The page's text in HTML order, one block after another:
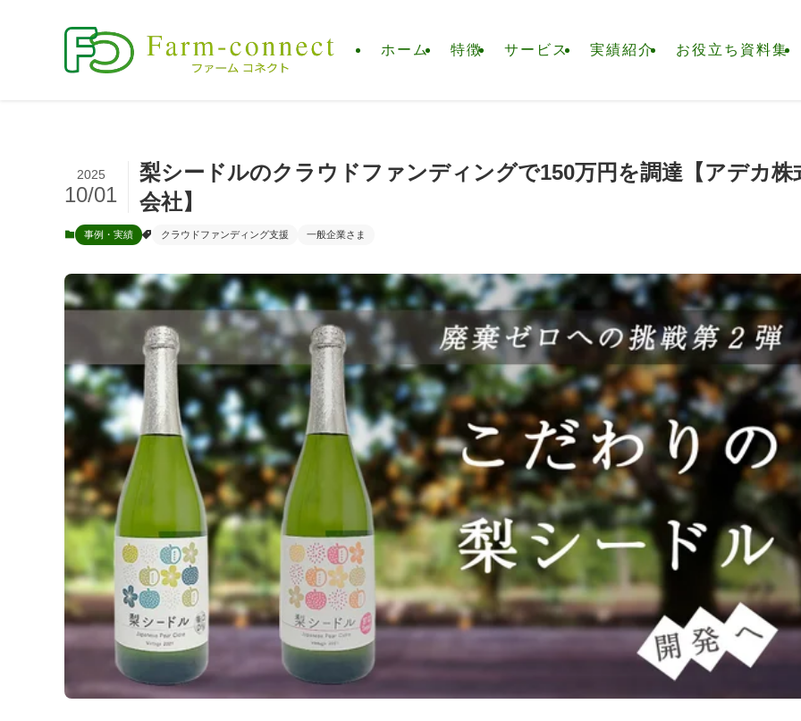
ホーム 特徴 サービス 実績紹介 お役立ち資料集
梨シードルのクラウドファンディングで150万円を調達【アデカ株
会社】
2025
10/01
事例・実績 クラウドファンディング支援 一般企業さま